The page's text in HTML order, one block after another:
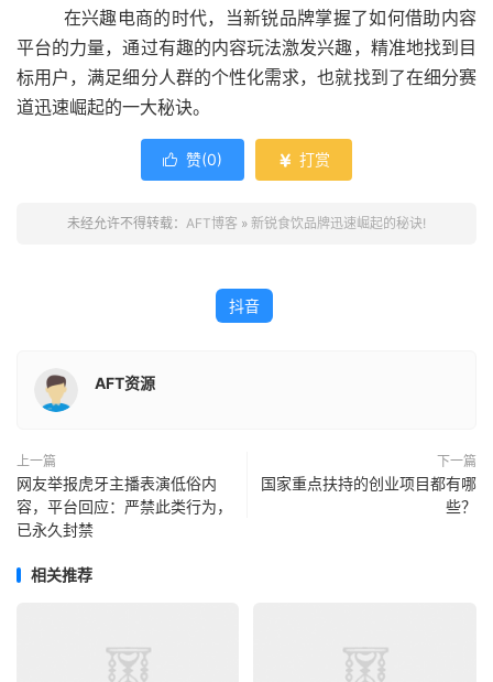
在兴趣电商的时代，当新锐品牌掌握了如何借助内容
平台的力量，通过有趣的内容玩法激发兴趣，精准地找到目
标用户，满足细分人群的个性化需求，也就找到了在细分赛
道迅速崛起的一大秘诀。
 赞(0)  打赏
未经允许不得转载： AFT博客 » 新锐食饮品牌迅速崛起的秘诀!
抖音
AFT资源
上一篇
网友举报虎牙主播表演低俗内
容，平台回应：严禁此类行为，
已永久封禁
下一篇
国家重点扶持的创业项目都有哪
些？
相关推荐